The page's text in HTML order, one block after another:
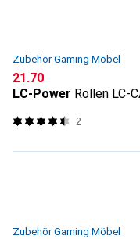
Zubehör Gaming Möbel
CHF
21.70
LC-Power Rollen LC-
2
Zubehör Gaming Möbel